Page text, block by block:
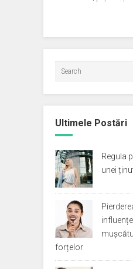
Ultimele Postări
Regula
unei
forțelor